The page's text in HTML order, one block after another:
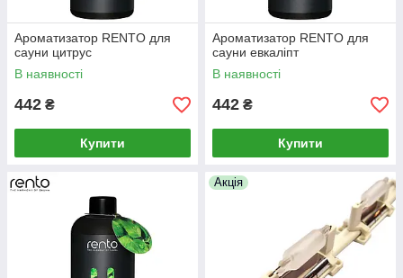
Ароматизатор RENTO для
сауни цитрус
В наявності
442 ₴
Купити
Ароматизатор RENTO для
сауни евкаліпт
В наявності
442 ₴
Купити
Акція